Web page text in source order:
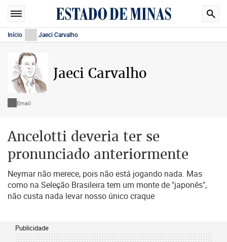
Início Jaeci Carvalho
Jaeci Carvalho
Email
Ancelotti deveria ter se
pronunciado anteriormente
Neymar não merece, pois não está jogando nada. Mas
como na Seleção Brasileira tem um monte de "japonês",
não custa nada levar nosso único craque
Publicidade